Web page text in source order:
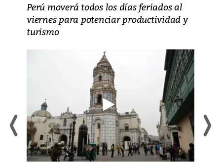
Perú moverá todos los días feriados al
viernes para potenciar productividad y
turismo